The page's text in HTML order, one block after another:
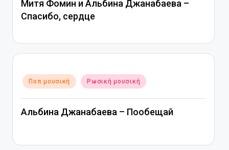
Митя Фомин и Альбина Джанабаева –
Спасибо, сердце
Αναρτήθηκε
σε
Ποπ μουσική Ρωσική μουσική
Альбина Джанабаева – Пообещай